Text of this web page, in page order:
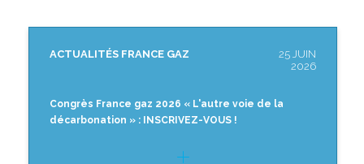
ACTUALITÉS FRANCE GAZ
25 JUIN
2026
Congrès France gaz 2026 « L'autre voie de la
décarbonation » : INSCRIVEZ-VOUS !